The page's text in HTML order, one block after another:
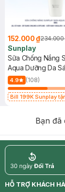
152.000 ₫234.000
Sunplay
Sữa Chống Nắng
Aqua Dưỡng Da
4.9 (108)
Bill 199K Sunplay
Bạn đã
return
HỖ TRỢ KHÁCH